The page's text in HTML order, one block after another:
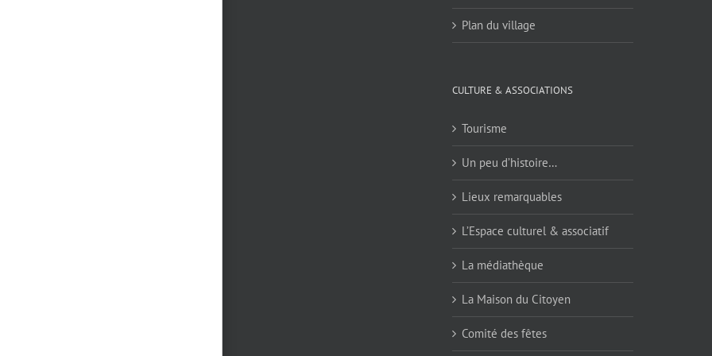
Plan du village
CULTURE & ASSOCIATIONS
Tourisme
Un peu d’histoire…
Lieux remarquables
L’Espace culturel & associatif
La médiathèque
La Maison du Citoyen
Comité des fêtes